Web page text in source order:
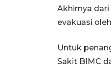
Akhirnya
evakuasi
Untuk
Sakit BIMC